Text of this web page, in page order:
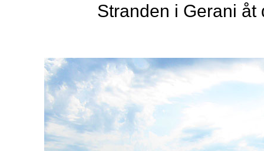
Stranden i Gerani